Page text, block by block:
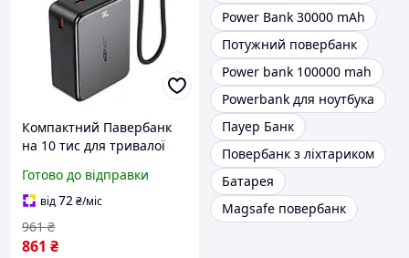
Компактний Павербанк
на 10 тис для тривалої
Павербанк для зарядки
кількох пристроїв, Легкий
павербанк АФ
Готово до відправки
від72₴/міс
861 ₴
961 ₴
Power Bank 30000 mAh
Потужний повербанк
Power bank 100000 mah
Powerbank для ноутбука
Пауер Банк
Повербанк з ліхтариком
Батарея
Magsafe повербанк